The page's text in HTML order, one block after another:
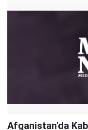
Afganistan'da